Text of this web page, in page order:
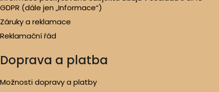
GDPR (dále jen „Informace“)
Záruky a reklamace
Reklamační řád
Doprava a platba
Možnosti dopravy a platby